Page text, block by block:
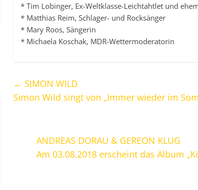
* Tim Lobinger, Ex-Weltklasse-Leichtahtlet und
* Matthias Reim, Schlager- und Rocksänger
* Mary Roos, Sängerin
* Michaela Koschak, MDR-Wettermoderatorin
← SIMON WILD
Simon Wild singt von „Immer wieder im
ANDREAS DORAU & GEREON KLUG
Am 03.08.2018 erscheint das Album